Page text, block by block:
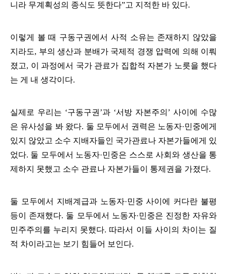
니라 무계획성의 종식도 뜻한다”고 지적한 바 있다.
이렇게 볼 때 구동구권에서 사적 소유는 존재하지 않았을
지라도, 부의 생산과 분배가 국제적 경쟁 압력에 의해 이뤄
졌고, 이 과정에서 국가 관료가 집합적 자본가 노릇을 했다
는 게 내 생각이다.
실제로 우리는 ‘구동구권 ’과 ‘서방 자본주의 ’ 사이에 수많
은 유사성을 봐 왔다. 둘 모두에서 권력은 노동자·민중에게
있지 않았고 소수 지배자들인 국가관료나 자본가들에게 있
었다. 둘 모두에서 노동자·민중은 스스로 사회와 생산을 통
제하지 못했고 소수 관료나 자본가들이 통제권을 가졌다.
둘 모두에서 지배계급과 노동자·민중 사이에 커다란 불평
등이 존재했다. 둘 모두에서 노동자·민중은 진정한 자유와
민주주의를 누리지 못했다. 따라서 이들 사이의 차이는 질
적 차이라고는 보기 힘들어 보인다.